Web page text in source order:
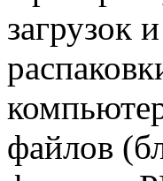
загрузок
файлов